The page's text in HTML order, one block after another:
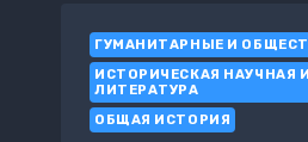
ГУМАНИТАРНЫЕ И
ИСТОРИЧЕСКАЯ НАУЧНАЯ
ЛИТЕРАТУРА
ОБЩАЯ ИСТОРИЯ